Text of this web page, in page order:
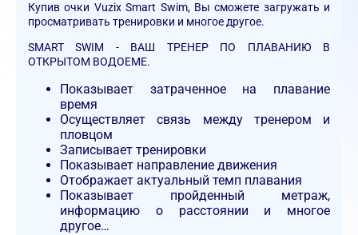
Купив очки Vuzix Smart Swim, Вы сможете загружать и
просматривать тренировки и многое другое.
SMART SWIM - ВАШ ТРЕНЕР ПО ПЛАВАНИЮ В
ОТКРЫТОМ ВОДОЕМЕ.
Показывает затраченное на плавание
время
Осуществляет связь между тренером и
пловцом
Записывает тренировки
Показывает направление движения
Отображает актуальный темп плавания
Показывает пройденный метраж,
информацию о расстоянии и многое
другое…